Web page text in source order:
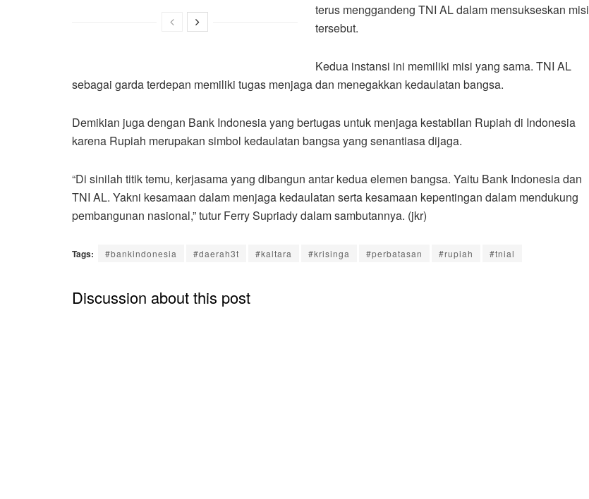
terus menggandeng TNI AL dalam mensukseskan misi
tersebut.
Kedua instansi ini memiliki misi yang sama. TNI AL
sebagai garda terdepan memiliki tugas menjaga dan menegakkan kedaulatan bangsa.
Demikian juga dengan Bank Indonesia yang bertugas untuk menjaga kestabilan Rupiah di Indonesia
karena Rupiah merupakan simbol kedaulatan bangsa yang senantiasa dijaga.
“Di sinilah titik temu, kerjasama yang dibangun antar kedua elemen bangsa. Yaitu Bank Indonesia dan
TNI AL. Yakni kesamaan dalam menjaga kedaulatan serta kesamaan kepentingan dalam mendukung
pembangunan nasional,” tutur Ferry Supriady dalam sambutannya. (jkr)
Tags: #bankindonesia #daerah3t #kaltara #krisinga #perbatasan #rupiah #tnial
Discussion about this post